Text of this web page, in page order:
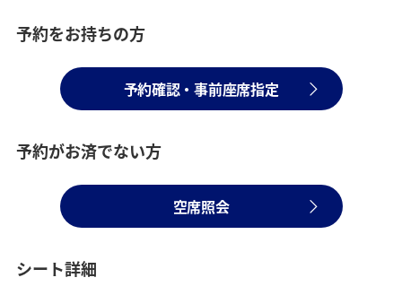
予約をお持ちの方
予約確認・事前座席指定
予約がお済でない方
空席照会
シート詳細